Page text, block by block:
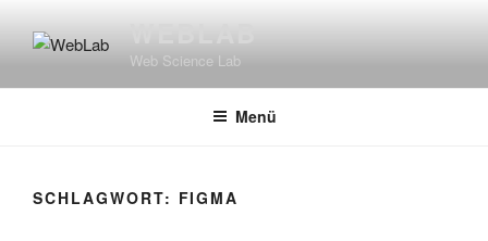
Inhalt
WEBLAB
Web Science Lab
Menü
SCHLAGWORT: FIGMA